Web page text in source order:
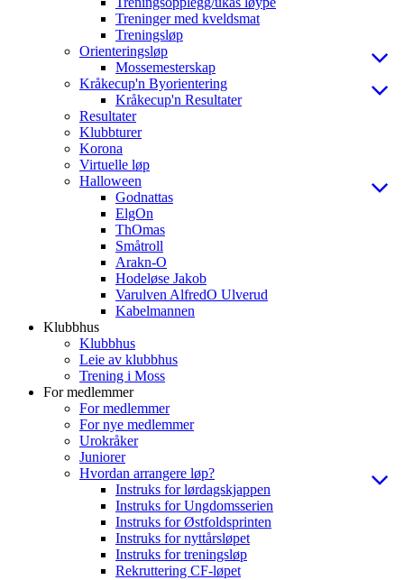
Treninger med kveldsmat
Treningsløp
Orienteringsløp
Mossemesterskap
Kråkecup'n Byorientering
Kråkecup'n Resultater
Resultater
Klubbturer
Korona
Virtuelle løp
Halloween
Godnattas
ElgOn
ThOmas
Småtroll
Arakn-O
Hodeløse Jakob
Varulven AlfredO Ulverud
Kabelmannen
Klubbhus
Klubbhus
Leie av klubbhus
Trening i Moss
For medlemmer
For medlemmer
For nye medlemmer
Urokråker
Juniorer
Hvordan arrangere løp?
Instruks for lørdagskjappen
Instruks for Ungdomsserien
Instruks for Østfoldsprinten
Instruks for nyttårsløpet
Instruks for treningsløp
Rekruttering CF-løpet